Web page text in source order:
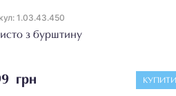
1.03.43.450
з бурштину
грн КУПИТИ